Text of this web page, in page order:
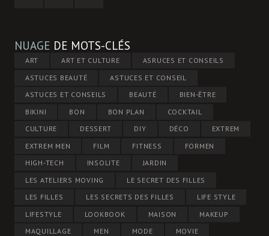
NUAGE DE MOTS-CLÉS
ART ART ET CULTURE
ASRUCES ET CONSEILS
ASTUCES BEAUTÉ
ASTUCES ET CONSEIL
ASTUCES ET CONSEILS
BEAUTÉ
BIEN-ÊTRE
BIKINI
BON BON PLAN
COCKTAIL
CULTURE
DESSERT DIY DÉCO
EXTREM
EXTREM MEN
FILM FITNESS
FORMEN
HIGH-TECH
INSOLITE
JARDIN
LES ATELIERS MOVING
LE SECRET DES FILLES
LES FILLES
LES SECRETS DES FILLES
LIFE STYLE
LIFESTYLE
LOOKBOOK MAISON
MAKEUP
MAQUILLAGE
MEN MODE MOVIE